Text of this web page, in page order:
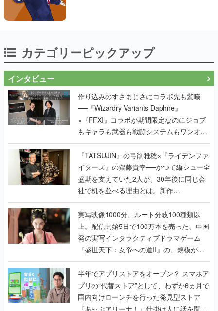
カテゴリーピックアップ
インタビュー
作り込みのすさまじさにコラボ先も驚嘆
──『Wizardry Variants Daphne』
×『FFXI』コラボが期間限定なのにジョブ
もキャラも武器も戦闘システムもワンオフ
で作り込まれた理由を両ディレクターに聞
く
『TATSUJIN』の弓削雅稔×『ライデンファ
イターズ』の齋藤貴幸──かつて縦シュー全
盛期を支えていた2人が、30年後に同じ会
社で机を並べる理由とは。新作
『TATSUJIN EXTREME』で初タッグを組
んだレジェンド2人に訊く開発秘話
実写映像1000分、ルート分岐100種類以
上。配信開始5日で100万本を売った、中国
発の実写インタラクティブドラマゲーム
『盛世天下：女帝への道II』の、規模が違
うこだわりをプロデューサーに聞いた
半年でアプリストアをオープン？ スマホア
プリの“代替ストア”として、わずか6ヵ月で
国内向けローンチを行った発見型ストア
『あっぷアリーナ！』仕掛け人に話を聞い